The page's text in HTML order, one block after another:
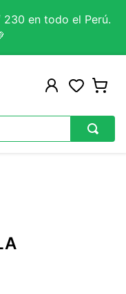
en todo el Perú.